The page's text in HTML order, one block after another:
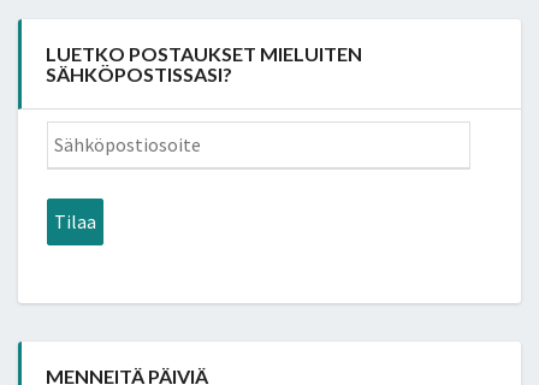
LUETKO POSTAUKSET MIELUITEN
SÄHKÖPOSTISSASI?
Sähköpostiosoite
Tilaa
MENNEITÄ PÄIVIÄ